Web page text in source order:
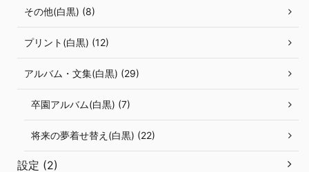
その他(白黒) (8)
プリント(白黒) (12)
アルバム・文集(白黒) (29)
卒園アルバム(白黒) (7)
将来の夢着せ替え(白黒) (22)
設定 (2)